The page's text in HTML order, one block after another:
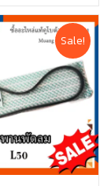
Sale!